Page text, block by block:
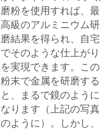
磨粉を使用すれば、最
高級のアルミニウム研
磨結果を得られ、自宅
でそのような仕上がり
を実現できます。この
粉末で金属を研磨する
と、まるで鏡のように
なります（上記の写真
のように）。しかし、